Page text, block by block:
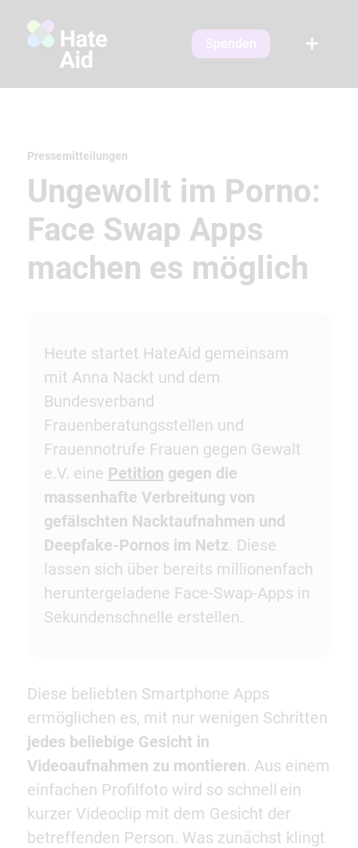
Spenden
Pressemitteilungen
Ungewollt im Porno:
Face Swap Apps
machen es möglich
Heute startet HateAid gemeinsam
mit Anna Nackt und dem
Bundesverband
Frauenberatungsstellen und
Frauennotrufe Frauen gegen Gewalt
e.V. eine Petition gegen die
massenhafte Verbreitung von
gefälschten Nacktaufnahmen und
Deepfake-Pornos im Netz. Diese
lassen sich über bereits millionenfach
heruntergeladene Face-Swap-Apps in
Sekundenschnelle erstellen.
Diese beliebten Smartphone Apps
ermöglichen es, mit nur wenigen Schritten
jedes beliebige Gesicht in
Videoaufnahmen zu montieren. Aus einem
einfachen Profilfoto wird so schnell ein
kurzer Videoclip mit dem Gesicht der
betreffenden Person. Was zunächst klingt